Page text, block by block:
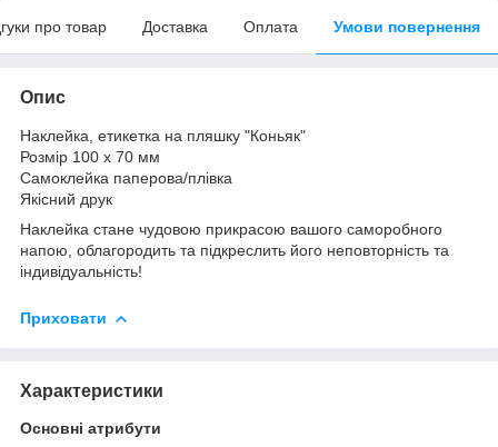
про товар Доставка Оплата Умови повернення
Опис
Наклейка, етикетка на пляшку "Коньяк"
Розмір 100 х 70 мм
Самоклейка паперова/плівка
Якісний друк
Наклейка стане чудовою прикрасою вашого саморобного
напою, облагородить та підкреслить його неповторність та
індивідуальність!
Приховати
Характеристики
Основні атрибути